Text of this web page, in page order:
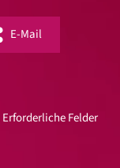
E-Mail
Erforderliche Felder